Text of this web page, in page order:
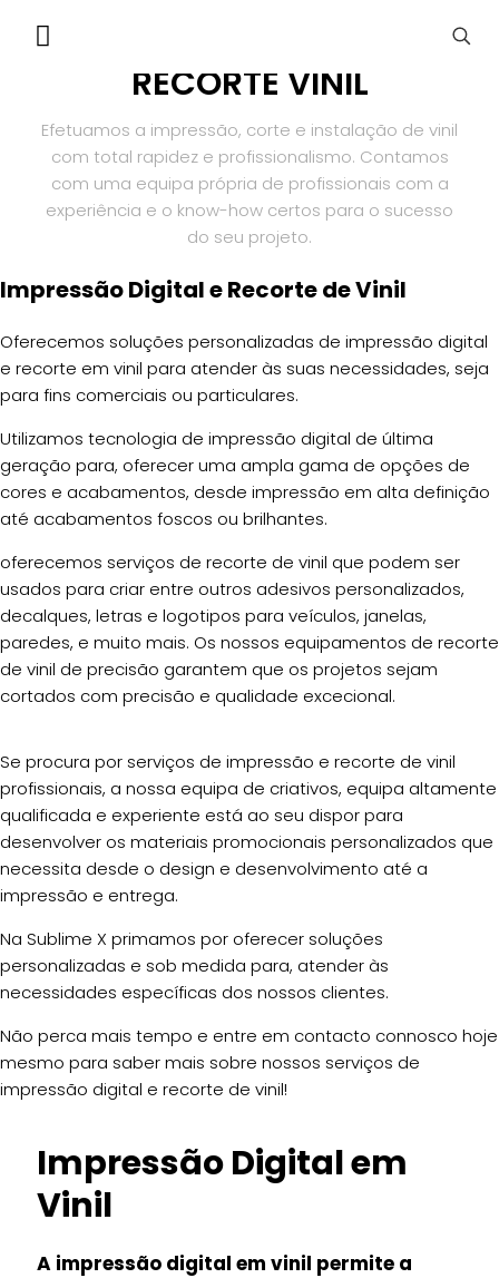
RECORTE VINIL
Efetuamos a impressão, corte e instalação de vinil
com total rapidez e profissionalismo. Contamos
com uma equipa própria de profissionais com a
experiência e o know-how certos para o sucesso
do seu projeto.
Impressão Digital e Recorte de Vinil
Oferecemos soluções personalizadas de impressão digital
e recorte em vinil para atender às suas necessidades, seja
para fins comerciais ou particulares.
Utilizamos tecnologia de impressão digital de última
geração para, oferecer uma ampla gama de opções de
cores e acabamentos, desde impressão em alta definição
até acabamentos foscos ou brilhantes.
oferecemos serviços de recorte de vinil que podem ser
usados para criar entre outros adesivos personalizados,
decalques, letras e logotipos para veículos, janelas,
paredes, e muito mais. Os nossos equipamentos de recorte
de vinil de precisão garantem que os projetos sejam
cortados com precisão e qualidade excecional.
Se procura por serviços de impressão e recorte de vinil
profissionais, a nossa equipa de criativos, equipa altamente
qualificada e experiente está ao seu dispor para
desenvolver os materiais promocionais personalizados que
necessita desde o design e desenvolvimento até a
impressão e entrega.
Na Sublime X primamos por oferecer soluções
personalizadas e sob medida para, atender às
necessidades específicas dos nossos clientes.
Não perca mais tempo e entre em contacto connosco hoje
mesmo para saber mais sobre nossos serviços de
impressão digital e recorte de vinil!
Impressão Digital em
Vinil
A impressão digital em vinil permite a